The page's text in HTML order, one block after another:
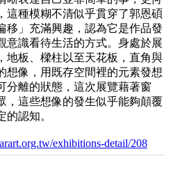
這種模糊不清似乎貫穿了郭恩碩
移」充滿興趣，認為它是作品發
意識看待生活的方式。身處於展
地板、樑柱以至天花板，直角與
想像，用既存空間裡的元素發想
分離的狀態，這次展覽藉著窗
，這些想像的發生似乎能夠顛覆
認知。
exhibitions-detail/208